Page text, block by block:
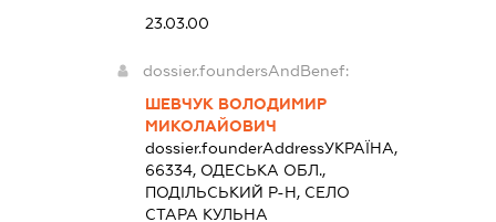
23.03.00
dossier.foundersAndBenef:
ШЕВЧУК ВОЛОДИМИР
МИКОЛАЙОВИЧ
dossier.founderAddressУКРАЇНА,
66334, ОДЕСЬКА ОБЛ.,
ПОДІЛЬСЬКИЙ Р-Н, СЕЛО
СТАРА КУЛЬНА